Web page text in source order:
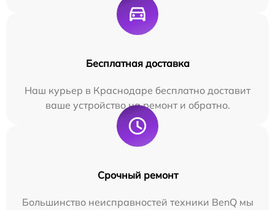
Бесплатная доставка
Наш курьер в Краснодаре бесплатно доставит
ваше устройство на ремонт и обратно.
Срочный ремонт
Большинство неисправностей техники BenQ мы